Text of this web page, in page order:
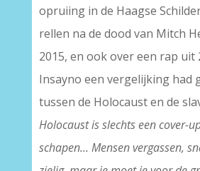
opruiing in de Haagse
rellen na de dood van Mitch
2015, en ook over een rap uit
Insayno een vergelijking had
tussen de Holocaust en de
Holocaust is slechts een cover-
schapen… Mensen vergassen,